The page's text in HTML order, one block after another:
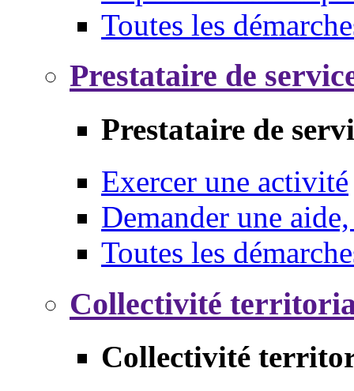
Toutes les
Prestataire de
Prestataire de
Exercer une activité
Demander une
Toutes les
Collectivité
Collectivité